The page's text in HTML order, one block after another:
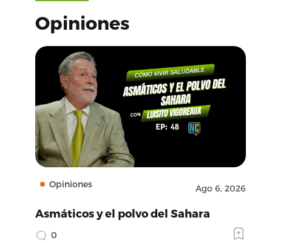
Opiniones
Opiniones Ago 6, 2026
Asmáticos y el polvo del Sahara
0